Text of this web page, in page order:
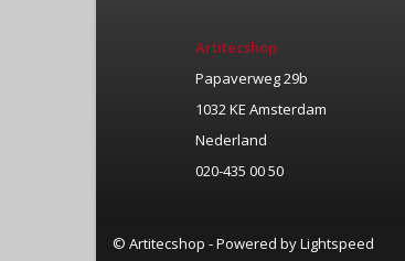
Artitecshop
Papaverweg 29b
1032 KE Amsterdam
Nederland
020-435 00 50
© Artitecshop - Powered byLightspeed